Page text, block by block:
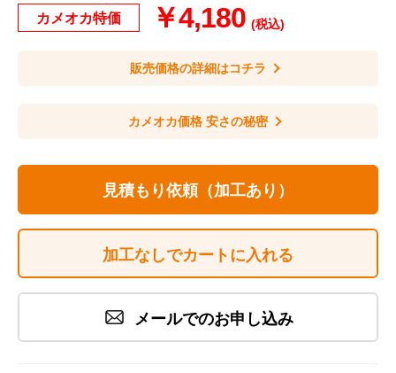
カメオカ特価 ￥4,180 (税込)
販売価格の詳細はコチラ
カメオカ価格 安さの秘密
見積もり依頼（加工あり）
加工なしでカートに入れる
メールでのお申し込み